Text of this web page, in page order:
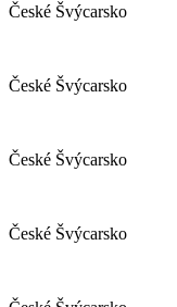
České Švýcarsko
České Švýcarsko
České Švýcarsko
České Švýcarsko